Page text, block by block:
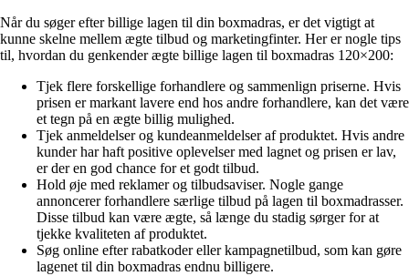
Når du søger efter billige lagen til din boxmadras, er det vigtigt at
kunne skelne mellem ægte tilbud og marketingfinter. Her er nogle tips
til, hvordan du genkender ægte billige lagen til boxmadras 120×200:
Tjek flere forskellige forhandlere og sammenlign priserne. Hvis
prisen er markant lavere end hos andre forhandlere, kan det være
et tegn på en ægte billig mulighed.
Tjek anmeldelser og kundeanmeldelser af produktet. Hvis andre
kunder har haft positive oplevelser med lagnet og prisen er lav,
er der en god chance for et godt tilbud.
Hold øje med reklamer og tilbudsaviser. Nogle gange
annoncerer forhandlere særlige tilbud på lagen til boxmadrasser.
Disse tilbud kan være ægte, så længe du stadig sørger for at
tjekke kvaliteten af produktet.
Søg online efter rabatkoder eller kampagnetilbud, som kan gøre
lagenet til din boxmadras endnu billigere.